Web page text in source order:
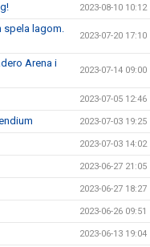
2023-08-10 10:12
spela lagom.
2023-07-20 17:10
Arena i
2023-07-14 09:00
2023-07-05 12:46
2023-07-03 19:25
2023-07-03 14:02
2023-06-27 21:05
2023-06-27 18:27
2023-06-26 09:51
2023-06-13 19:04